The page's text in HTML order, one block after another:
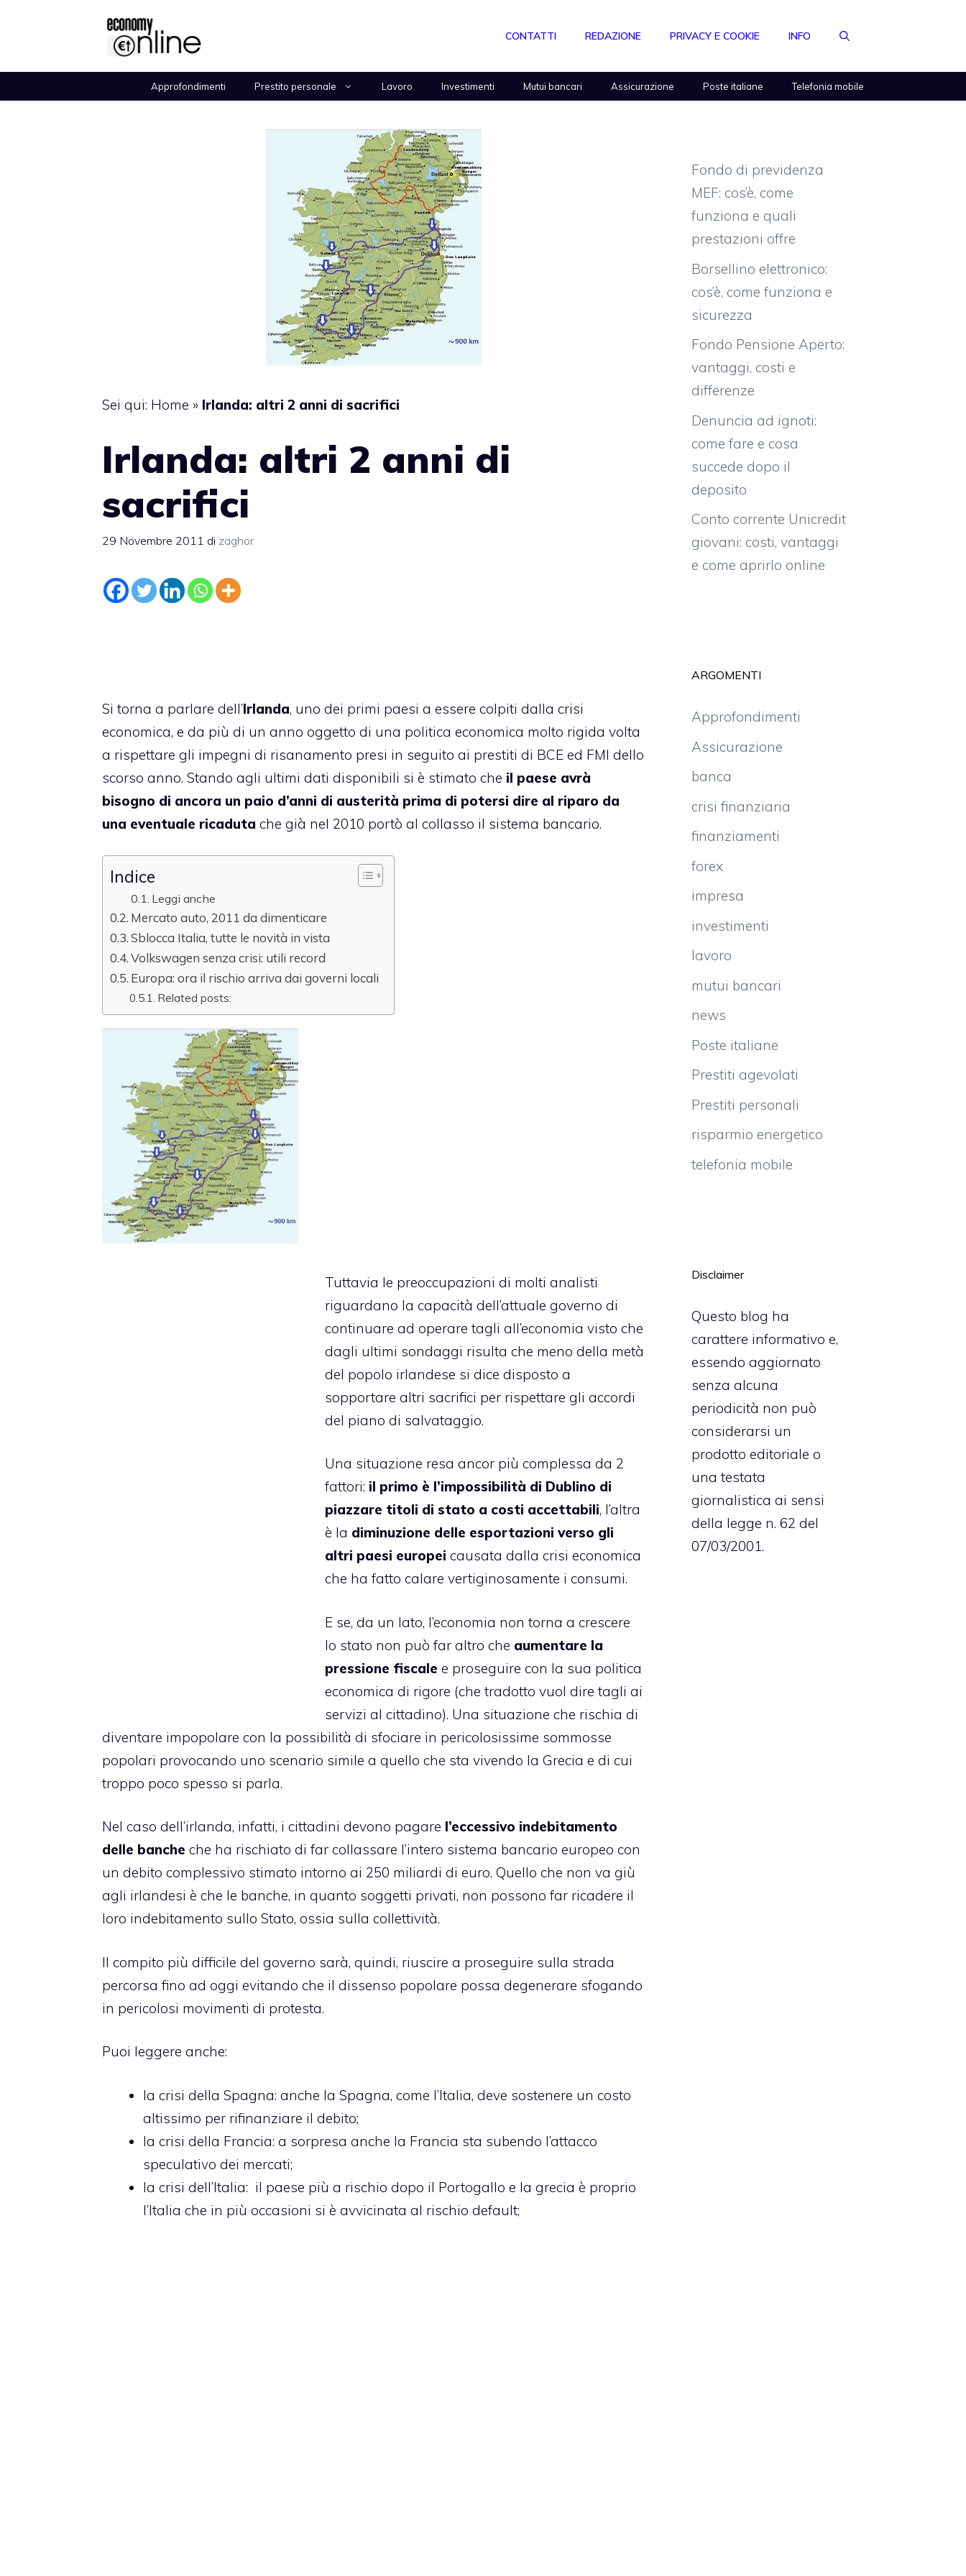
CONTATTI REDAZIONE PRIVACY E COOKIE INFO
Approfondimenti Prestito personale Lavoro Investimenti Mutui bancari Assicurazione Poste italiane Telefonia mobile
Sei qui: Home » Irlanda: altri 2 anni di sacrifici
Irlanda: altri 2 anni di
sacrifici
29 Novembre 2011 di zaghor
Si torna a parlare dell’Irlanda, uno dei primi paesi a essere colpiti dalla crisi
economica, e da più di un anno oggetto di una politica economica molto rigida volta
a rispettare gli impegni di risanamento presi in seguito ai prestiti di BCE ed FMI dello
scorso anno. Stando agli ultimi dati disponibili si è stimato che il paese avrà
bisogno di ancora un paio d’anni di austerità prima di potersi dire al riparo da
una eventuale ricaduta che già nel 2010 portò al collasso il sistema bancario.
Indice
Leggi anche
Mercato auto, 2011 da dimenticare
Sblocca Italia, tutte le novità in vista
Volkswagen senza crisi: utili record
Europa: ora il rischio arriva dai governi locali
Related posts:
Tuttavia le preoccupazioni di molti analisti
riguardano la capacità dell’attuale governo di
continuare ad operare tagli all’economia visto che
dagli ultimi sondaggi risulta che meno della metà
del popolo irlandese si dice disposto a
sopportare altri sacrifici per rispettare gli accordi
del piano di salvataggio.
Una situazione resa ancor più complessa da 2
fattori: il primo è l’impossibilità di Dublino di
piazzare titoli di stato a costi accettabili, l’altra
è la diminuzione delle esportazioni verso gli
altri paesi europei causata dalla crisi economica
che ha fatto calare vertiginosamente i consumi.
E se, da un lato, l’economia non torna a crescere
lo stato non può far altro che aumentare la
pressione fiscale e proseguire con la sua politica
economica di rigore (che tradotto vuol dire tagli ai
servizi al cittadino). Una situazione che rischia di
diventare impopolare con la possibilità di sfociare in pericolosissime sommosse
popolari provocando uno scenario simile a quello che sta vivendo la Grecia e di cui
troppo poco spesso si parla.
Nel caso dell’irlanda, infatti, i cittadini devono pagare l’eccessivo indebitamento
delle banche che ha rischiato di far collassare l’intero sistema bancario europeo con
un debito complessivo stimato intorno ai 250 miliardi di euro. Quello che non va giù
agli irlandesi è che le banche, in quanto soggetti privati, non possono far ricadere il
loro indebitamento sullo Stato, ossia sulla collettività.
Il compito più difficile del governo sarà, quindi, riuscire a proseguire sulla strada
percorsa fino ad oggi evitando che il dissenso popolare possa degenerare sfogando
in pericolosi movimenti di protesta.
Puoi leggere anche:
la crisi della Spagna: anche la Spagna, come l’Italia, deve sostenere un costo
altissimo per rifinanziare il debito;
la crisi della Francia: a sorpresa anche la Francia sta subendo l’attacco
speculativo dei mercati;
la crisi dell’Italia: il paese più a rischio dopo il Portogallo e la grecia è proprio
l’Italia che in più occasioni si è avvicinata al rischio default;
Fondo di previdenza
MEF: cos’è, come
funziona e quali
prestazioni offre
Borsellino elettronico:
cos’è, come funziona e
sicurezza
Fondo Pensione Aperto:
vantaggi, costi e
differenze
Denuncia ad ignoti:
come fare e cosa
succede dopo il
deposito
Conto corrente Unicredit
giovani: costi, vantaggi
e come aprirlo online
ARGOMENTI
Approfondimenti
Assicurazione
banca
crisi finanziaria
finanziamenti
forex
impresa
investimenti
lavoro
mutui bancari
news
Poste italiane
Prestiti agevolati
Prestiti personali
risparmio energetico
telefonia mobile
Disclaimer
Questo blog ha
carattere informativo e,
essendo aggiornato
senza alcuna
periodicità non può
considerarsi un
prodotto editoriale o
una testata
giornalistica ai sensi
della legge n. 62 del
07/03/2001.